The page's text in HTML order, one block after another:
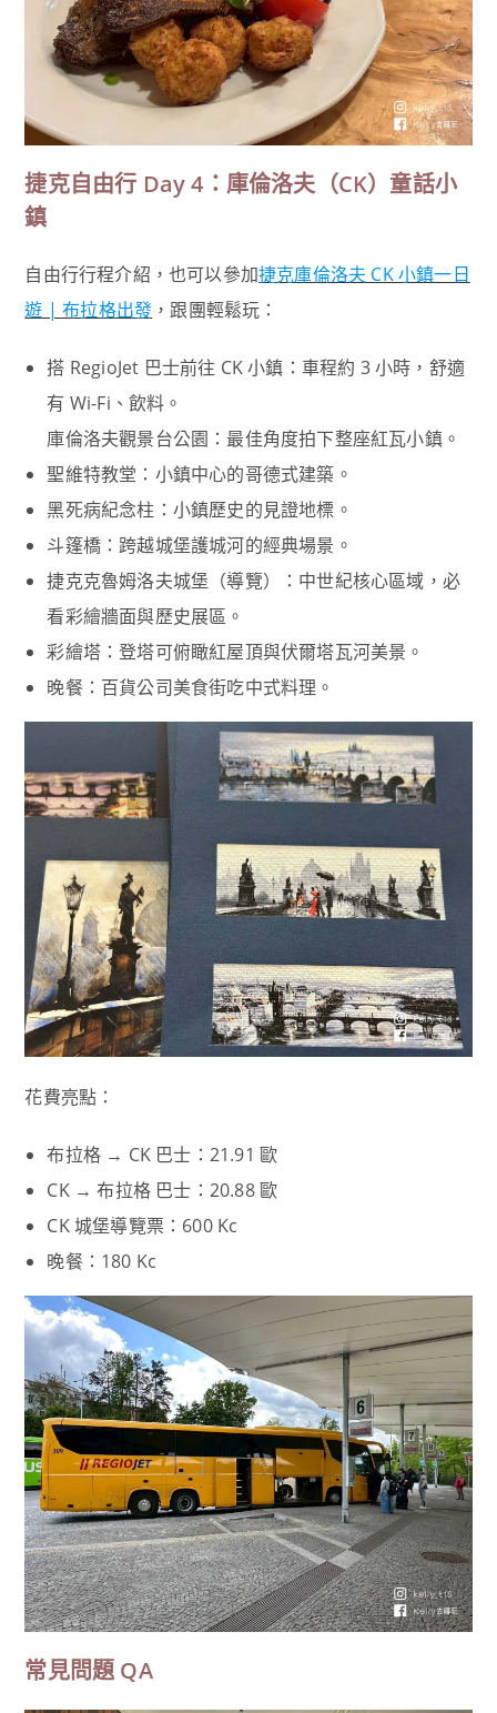
捷克自由行 Day 4：庫倫洛夫（CK）童話小
鎮
自由行行程介紹，也可以參加捷克庫倫洛夫 CK 小鎮一日
遊 | 布拉格出發 ，跟團輕鬆玩：
搭 RegioJet 巴士前往 CK 小鎮：車程約 3 小時，舒適
有 Wi-Fi、飲料。
庫倫洛夫觀景台公園：最佳角度拍下整座紅瓦小鎮。
聖維特教堂：小鎮中心的哥德式建築。
黑死病紀念柱：小鎮歷史的見證地標。
斗篷橋：跨越城堡護城河的經典場景。
捷克克魯姆洛夫城堡（導覽）：中世紀核心區域，必
看彩繪牆面與歷史展區。
彩繪塔：登塔可俯瞰紅屋頂與伏爾塔瓦河美景。
晚餐：百貨公司美食街吃中式料理。
花費亮點：
布拉格 → CK 巴士：21.91 歐
CK → 布拉格 巴士：20.88 歐
CK 城堡導覽票：600 Kc
晚餐：180 Kc
常見問題 QA